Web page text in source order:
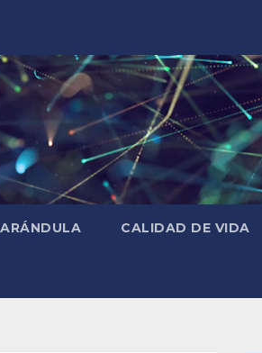
CALIDAD DE VIDA